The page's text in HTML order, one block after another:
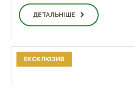
ДЕТАЛЬНІШЕ
ЕКСКЛЮЗИВ